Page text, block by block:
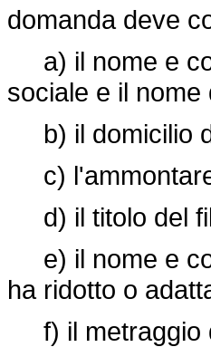
domanda deve
a) il nome e
sociale e il
b) il domicilio
c) l'ammontare
d) il titolo del
e) il nome e
ha ridotto o
f) il metraggio